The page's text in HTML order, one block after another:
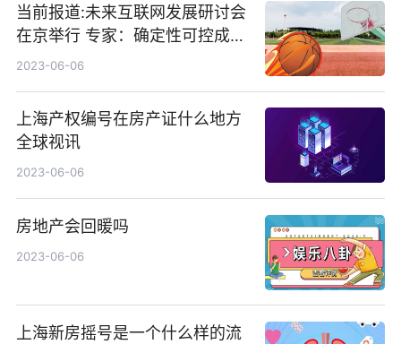
当前报道:未来互联网发展研讨会
在京举行 专家：确定性可控成趋
势
2023-06-06
上海产权编号在房产证什么地方
全球视讯
2023-06-06
房地产会回暖吗
2023-06-06
上海新房摇号是一个什么样的流